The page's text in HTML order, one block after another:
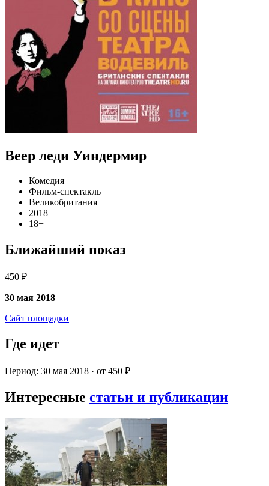
Веер леди Уиндермир
Комедия
Фильм-спектакль
Великобритания
2018
18+
Ближайший показ
450 ₽
30 мая 2018
Сайт площадки
Где идет
Период: 30 мая 2018 · от 450 ₽
Интересные статьи и публикации